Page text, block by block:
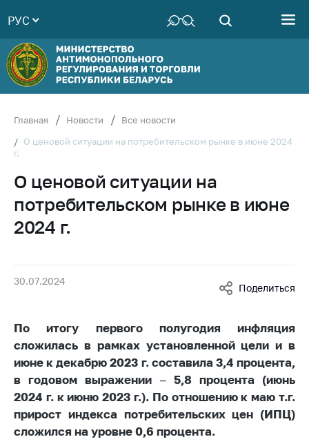
Руководство
Структура
Министерства
Территориальные
Антикоррупционная
деятельность
Общественно-
консультативный
Соискателям
Белорусская
универсальная
товарная биржа
Общественная
жизнь
Идеологическая
работа
РУС
Главная Новости
Все новости
О ценовой ситуации на потребительском рынке в июне 2024
г.
О ценовой ситуации на
потребительском рынке в июне
2024 г.
30.07.2024
Поделиться
По итогу первого полугодия инфляция
сложилась в рамках установленной цели и в
июне к декабрю 2023 г. составила 3,4 процента,
в годовом выражении – 5,8 процента (июнь
2024 г. к июню 2023 г.). По отношению к маю т.г.
прирост индекса потребительских цен (ИПЦ)
сложился на уровне 0,6 процента.